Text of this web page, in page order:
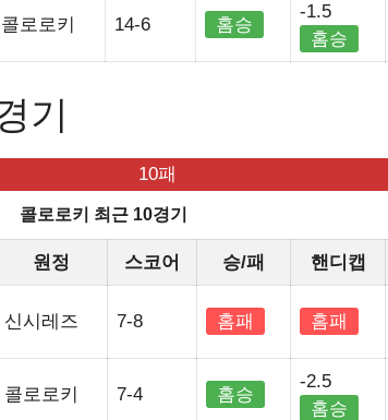
콜로로키 14-6 홈승
-1.5
홈승
기
10패
콜로로키 최근 10경기
원정 스코어 승/패 핸디캡
신시레즈 7-8 홈패 홈패
콜로로키 7-4 홈승
-2.5
홈승